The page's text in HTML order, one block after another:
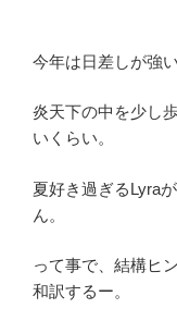
今年は日差しが強
炎天下の中を少し
いくらい。
夏好き過ぎるLyra
ん。
って事で、結構ヒ
和訳するー。